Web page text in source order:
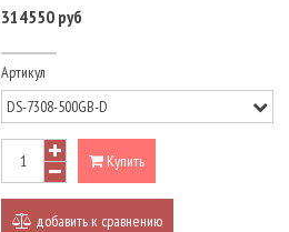
314550 руб
Артикул
Купить
добавить к сравнению